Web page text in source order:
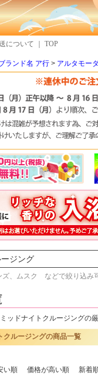
について TOP
ランド名 ア行 アルタモー
、ムスク などで絞り込み
ッドナイトクルージング
クルージングの商品一覧
い順 価格が高い順 新着
か
て
MMさん
好きな香水を、いろ
量試せるところが魅